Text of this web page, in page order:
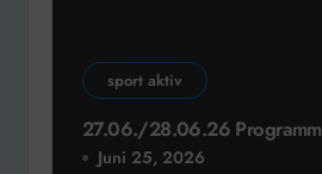
sport aktiv
27.06./28.06.26 Programm
Juni 25, 2026